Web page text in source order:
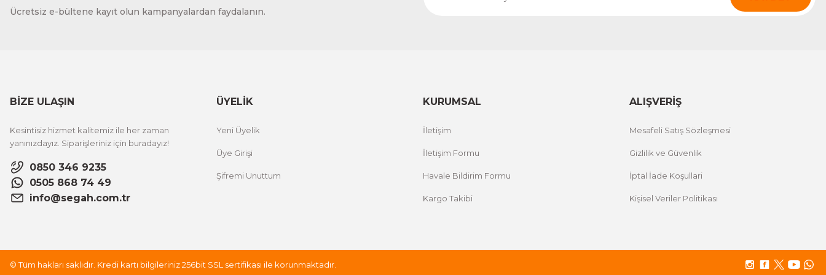
Ücretsiz e-bültene kayıt olun kampanyalardan faydalanın.
BİZE ULAŞIN
Kesintisiz hizmet kalitemiz ile her zaman
yanınızdayız. Siparişleriniz için buradayız!
0850 346 9235
0505 868 74 49
info@segah.com.tr
ÜYELİK
Yeni Üyelik
Üye Girişi
Şifremi Unuttum
KURUMSAL
İletişim
İletişim Formu
Havale Bildirim Formu
Kargo Takibi
ALIŞVERİŞ
Mesafeli Satış Sözleşmesi
Gizlilik ve Güvenlik
İptal İade Koşullari
Kişisel Veriler Politikası
© Tüm hakları saklıdır. Kredi kartı bilgileriniz 256bit SSL sertifikası ile korunmaktadır.